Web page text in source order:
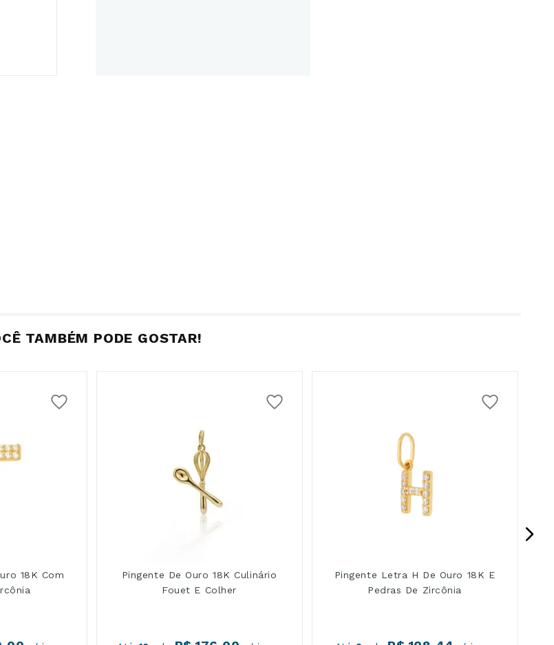
TAMBÉM PODE GOSTAR!
18K Com
Pingente De Ouro 18K Culinário
Fouet E Colher
Pingente Letra H De Ouro 18K E
Pedras De Zircônia